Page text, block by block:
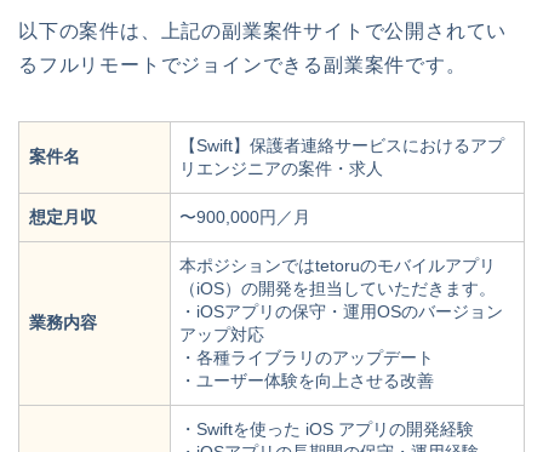
以下の案件は、上記の副業案件サイトで公開されてい
るフルリモートでジョインできる副業案件です。
案件名
【Swift】保護者連絡サービスにおけるアプ
リエンジニアの案件・求人
想定月収 〜900,000円／月
業務内容
本ポジションではtetoruのモバイルアプリ
（iOS）の開発を担当していただきます。
・iOSアプリの保守・運用OSのバージョン
アップ対応
・各種ライブラリのアップデート
・ユーザー体験を向上させる改善
・Swiftを使った iOS アプリの開発経験